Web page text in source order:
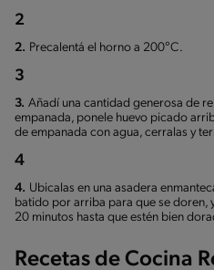
2
2. Precalentá el horno a 200°C.
3
3. Añadí una cantidad generosa de
empanada, ponele huevo picado
de empanada con agua, cerralas y
4
4. Ubicalas en una asadera
batido por arriba para que se doren,
20 minutos hasta que estén bien
Recetas de Cocina